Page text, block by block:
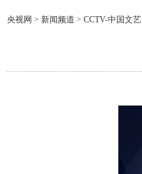
央视网 > 新闻频道 > CCTV-中国文艺